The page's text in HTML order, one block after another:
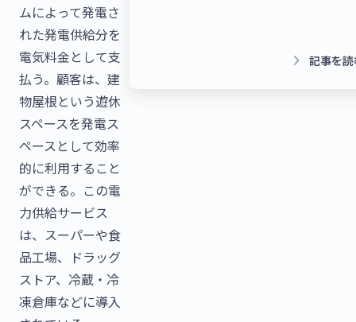
ムによって発電さ
れた発電供給分を
電気料金として支
払う。顧客は、建
物屋根という遊休
スペースを発電ス
ペースとして効率
的に利用すること
ができる。この電
力供給サービス
は、スーパーや食
品工場、ドラッグ
ストア、冷蔵・冷
凍倉庫などに導入
ズBラウンドで16億3,000万円を
keyboard_arrow_right 記事を